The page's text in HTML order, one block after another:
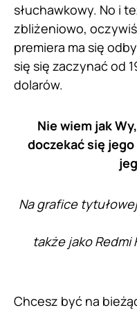
słuchawkowy. No i
zbliżeniowo,
premiera ma się
się się zaczynać od
dolarów.
Nie wiem jak
doczekać się
Na grafice
także jako
Chcesz być na